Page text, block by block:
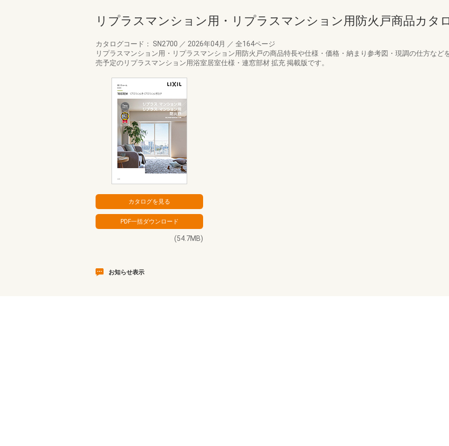
リプラスマンション用・リプラスマンション用防火戸商品カタ
カタログコード： SN2700 ／ 2026年04月 ／ 全164ページ
リプラスマンション用・リプラスマンション用防火戸の商品特長や仕様・価格・納まり参考図・現調の仕方など
売予定のリプラスマンション用浴室居室仕様・連窓部材 拡充 掲載版です。
(54.7MB)
お知らせ表示